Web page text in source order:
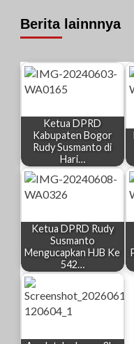
Berita lainnnya
Ketua DPRD
Kabupaten Bogor
Rudy Susmanto di
Hari…
Ketua DPRD Rudy
Susmanto
Mengucapkan HJB Ke
542…